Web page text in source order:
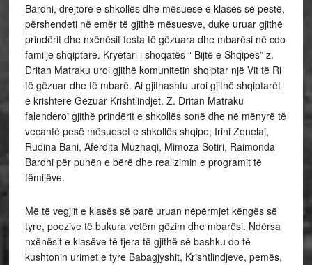
Bardhi, drejtore e shkollës dhe mësuese e klasës së pestë,
përshendeti në emër të gjithë mësuesve, duke uruar gjithë
prindërit dhe nxënësit festa të gëzuara dhe mbarësi në cdo
familje shqiptare. Kryetari i shoqatës “ Bijtë e Shqipes” z.
Dritan Matraku uroi gjithë komunitetin shqiptar një Vit të Ri
të gëzuar dhe të mbarë. Ai gjithashtu uroi gjithë shqiptarët
e krishtere Gëzuar Krishtlindjet. Z. Dritan Matraku
falenderoi gjithë prindërit e shkollës sonë dhe në mënyrë të
vecantë pesë mësueset e shkollës shqipe; Irini Zenelaj,
Rudina Bani, Afërdita Muzhaqi, Mimoza Sotiri, Raimonda
Bardhi për punën e bërë dhe realizimin e programit të
fëmijëve.
Më të vegjlit e klasës së parë uruan nëpërmjet këngës së
tyre, poezive të bukura vetëm gëzim dhe mbarësi. Ndërsa
nxënësit e klasëve të tjera të gjithë së bashku do të
kushtonin urimet e tyre Babagjyshit, Krishtlindjeve, pemës,